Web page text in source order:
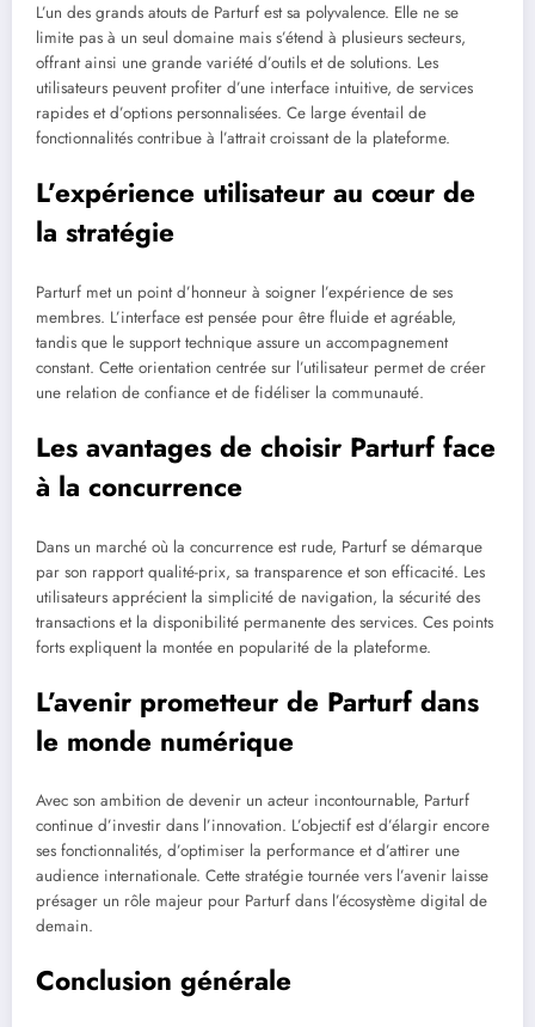
L’un des grands atouts de Parturf est sa polyvalence. Elle ne se
limite pas à un seul domaine mais s’étend à plusieurs secteurs,
offrant ainsi une grande variété d’outils et de solutions. Les
utilisateurs peuvent profiter d’une interface intuitive, de services
rapides et d’options personnalisées. Ce large éventail de
fonctionnalités contribue à l’attrait croissant de la plateforme.
L’expérience utilisateur au cœur de
la stratégie
Parturf met un point d’honneur à soigner l’expérience de ses
membres. L’interface est pensée pour être fluide et agréable,
tandis que le support technique assure un accompagnement
constant. Cette orientation centrée sur l’utilisateur permet de créer
une relation de confiance et de fidéliser la communauté.
Les avantages de choisir Parturf face
à la concurrence
Dans un marché où la concurrence est rude, Parturf se démarque
par son rapport qualité-prix, sa transparence et son efficacité. Les
utilisateurs apprécient la simplicité de navigation, la sécurité des
transactions et la disponibilité permanente des services. Ces points
forts expliquent la montée en popularité de la plateforme.
L’avenir prometteur de Parturf dans
le monde numérique
Avec son ambition de devenir un acteur incontournable, Parturf
continue d’investir dans l’innovation. L’objectif est d’élargir encore
ses fonctionnalités, d’optimiser la performance et d’attirer une
audience internationale. Cette stratégie tournée vers l’avenir laisse
présager un rôle majeur pour Parturf dans l’écosystème digital de
demain.
Conclusion générale